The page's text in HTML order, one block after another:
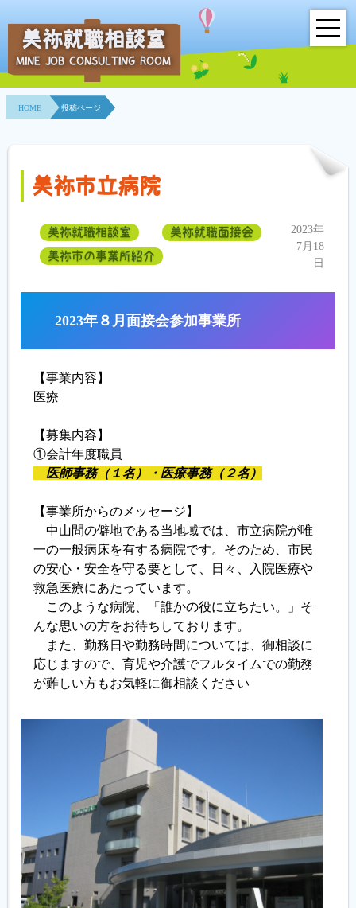
HOME
事業所紹介
相談室とは？
利用者の声
求人情報検索
履歴書ジェネレーター
美祢就職相談室
MINE JOB CONSULTING ROOM
HOME 投稿ページ
美祢市立病院
美祢就職相談室
美祢就職面接会
美祢市の事業所紹介
2023年
7月18
日
2023年８月面接会参加事業所
【事業内容】
医療
【募集内容】
①会計年度職員
医師事務（１名）・医療事務（２名）
【事業所からのメッセージ】
中山間の僻地である当地域では、市立病院が唯
一の一般病床を有する病院です。そのため、市民
の安心・安全を守る要として、日々、入院医療や
救急医療にあたっています。
このような病院、「誰かの役に立ちたい。」そ
んな思いの方をお待ちしております。
また、勤務日や勤務時間については、御相談に
応じますので、育児や介護でフルタイムでの勤務
が難しい方もお気軽に御相談ください